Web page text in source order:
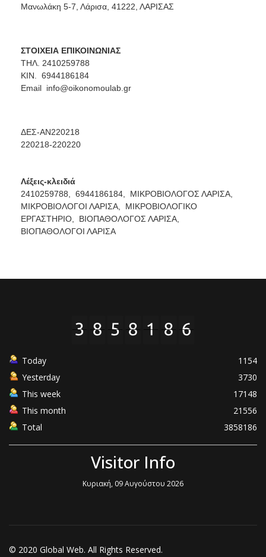
Μανωλάκη 5-7, Λάρισα, 41222, ΛΑΡΙΣΑΣ
ΣΤΟΙΧΕΙΑ ΕΠΙΚΟΙΝΩΝΙΑΣ
ΤΗΛ. 2410259788
ΚΙΝ. 6944186184
Email info@oikonomoulab.gr
ΔΕΣ-ΑΝ220218
220218-220220
Λέξεις-κλειδιά
2410259788,
6944186184,
ΜΙΚΡΟΒΙΟΛΟΓΟΣ ΛΑΡΙΣΑ,
ΜΙΚΡΟΒΙΟΛΟΓΟΙ ΛΑΡΙΣΑ,
ΜΙΚΡΟΒΙΟΛΟΓΙΚΟ
ΕΡΓΑΣΤΗΡΙΟ,
ΒΙΟΠΑΘΟΛΟΓΟΣ ΛΑΡΙΣΑ,
ΒΙΟΠΑΘΟΛΟΓΟΙ ΛΑΡΙΣΑ
Today
1154
Yesterday
3730
This week
17148
This month
21556
Total
3858186
Visitor Info
Κυριακή, 09 Αυγούστου 2026
© 2020 Global Web. All Rights Reserved.